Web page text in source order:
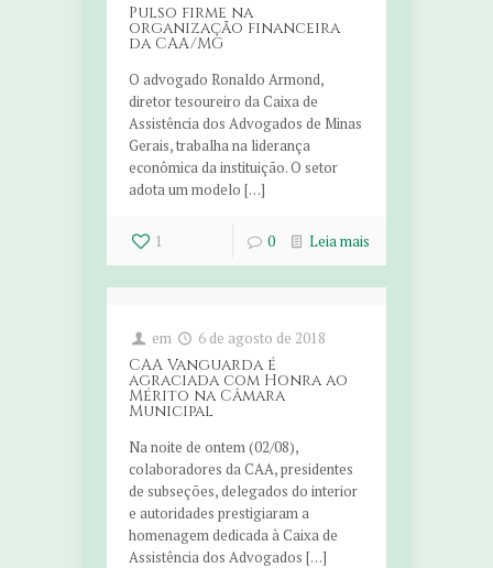
Pulso firme na
organização financeira
da CAA/MG
O advogado Ronaldo Armond,
diretor tesoureiro da Caixa de
Assistência dos Advogados de Minas
Gerais, trabalha na liderança
econômica da instituição. O setor
adota um modelo […]
1 0 Leia mais
em 6 de agosto de 2018
CAA Vanguarda é
agraciada com Honra ao
Mérito na Câmara
Municipal
Na noite de ontem (02/08),
colaboradores da CAA, presidentes
de subseções, delegados do interior
e autoridades prestigiaram a
homenagem dedicada à Caixa de
Assistência dos Advogados […]